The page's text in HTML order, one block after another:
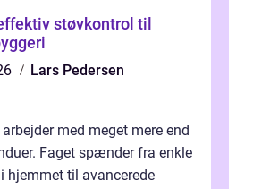
Lars Pedersen
med meget mere end
Faget spænder fra enkle
hjemmet til avancerede